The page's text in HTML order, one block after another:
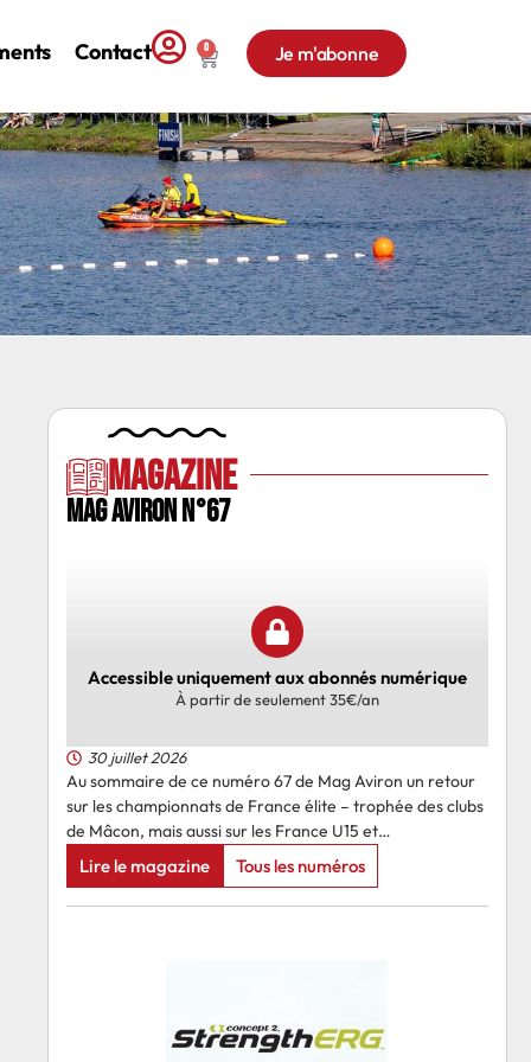
Contact 0 Je m'abonne
Magazine
MAG AVIRON N°67
Accessible uniquement aux abonnés numérique
À partir de seulement 35€/an
30 juillet 2026
Au sommaire de ce numéro 67 de Mag Aviron un retour
sur les championnats de France élite – trophée des clubs
de Mâcon, mais aussi sur les France U15 et…
Lire le magazine Tous les numéros